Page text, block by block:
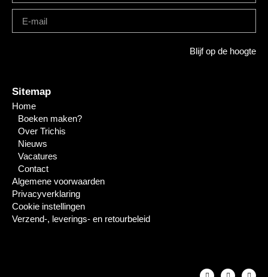
Blijf op de hoogte
Sitemap
Home
Boeken maken?
Over Trichis
Nieuws
Vacatures
Contact
Algemene voorwaarden
Privacyverklaring
Cookie instellingen
Verzend-, leverings- en retourbeleid